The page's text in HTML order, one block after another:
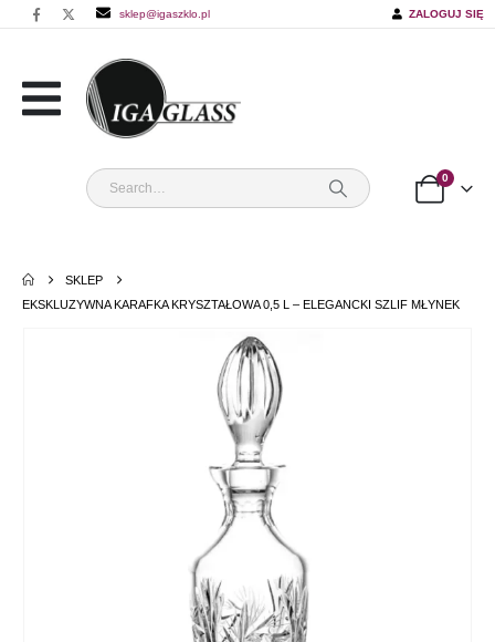
sklep@igaszklo.pl ZALOGUJ SIĘ
0
SKLEP
EKSKLUZYWNA KARAFKA KRYSZTAŁOWA 0,5 L – ELEGANCKI SZLIF MŁYNEK